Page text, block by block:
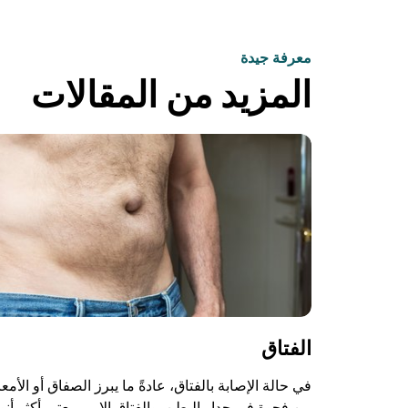
معرفة جيدة
المزيد من المقالات
الفتاق
في حالة الإصابة بالفتاق، عادةً ما يبرز الصفاق أو